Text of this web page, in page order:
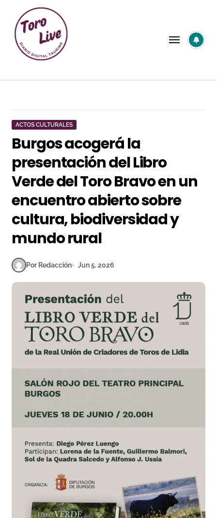
contenido
ACTOS CULTURALES
Burgos acogerá la
presentación del Libro
Verde del Toro Bravo en un
encuentro abierto sobre
cultura, biodiversidad y
mundo rural
Por Redacción Jun 5, 2026